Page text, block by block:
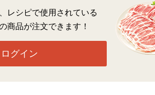
レシピで使用されている
商品が注文できます！
ログイン